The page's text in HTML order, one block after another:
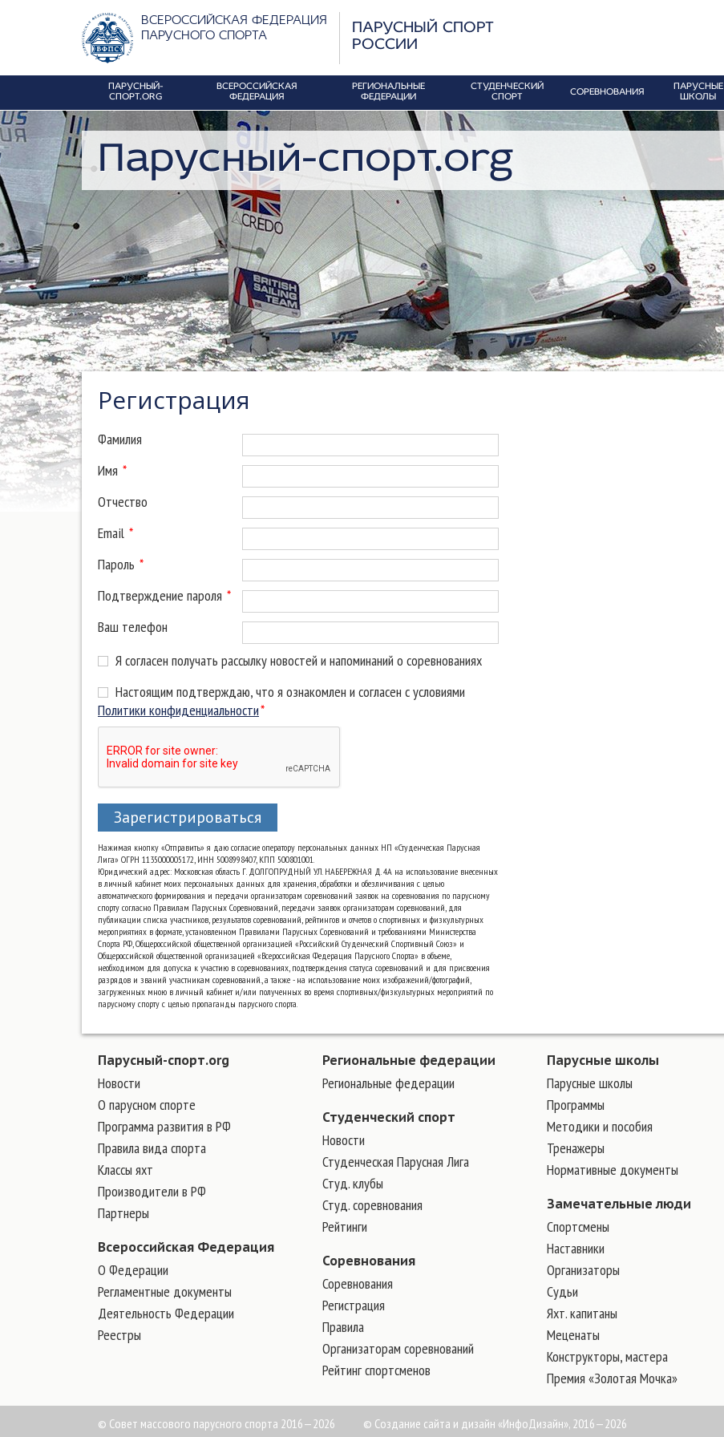
ВСЕРОССИЙСКАЯ ФЕДЕРАЦИЯ
ПАРУСНОГО СПОРТА
ПАРУСНЫЙ СПОРТ
РОССИИ
ПАРУСНЫЙ-
СПОРТ.ORG
ВСЕРОССИЙСКАЯ
ФЕДЕРАЦИЯ
РЕГИОНАЛЬНЫЕ
ФЕДЕРАЦИИ
СТУДЕНЧЕСКИЙ
СПОРТ
СОРЕВНОВАНИЯ
ПАРУСНЫЕ
ШКОЛЫ
Парусный-спорт.org
Регистрация
Фамилия
Имя *
Отчество
Email *
Пароль *
Подтверждение пароля *
Ваш телефон
Я согласен получать рассылку новостей и напоминаний о соревнованиях
Настоящим подтверждаю, что я ознакомлен и согласен с условиями
Политики конфиденциальности*
Зарегистрироваться
Нажимая кнопку «Отправить» я даю согласие оператору персональных данных НП «Студенческая Парусная
Лига» ОГРН 1135000005172, ИНН 5008998407, КПП 500801001.
Юридический адрес: Московская область Г. ДОЛГОПРУДНЫЙ УЛ. НАБЕРЕЖНАЯ Д. 4А на использование внесенных
в личный кабинет моих персональных данных для хранения, обработки и обезличивания с целью
автоматического формирования и передачи организаторам соревнований заявок на соревнования по парусному
спорту согласно Правилам Парусных Соревнований, передачи заявок организаторам соревнований, для
публикации списка участников, результатов соревнований, рейтингов и отчетов о спортивных и физкультурных
мероприятиях в формате, установленном Правилами Парусных Соревнований и требованиями Министерства
Спорта РФ, Общероссийской общественной организацией «Российский Студенческий Спортивный Союз» и
Общероссийской общественной организацией «Всероссийская Федерация Парусного Спорта» в объеме,
необходимом для допуска к участию в соревнованиях, подтверждения статуса соревнований и для присвоения
разрядов и званий участникам соревнований., а также - на использование моих изображений/фотографий,
загруженных мною в личный кабинет и/или полученных во время спортивных/физкультурных мероприятий по
парусному спорту с целью пропаганды парусного спорта.
Парусный-спорт.org
Новости
О парусном спорте
Программа развития в РФ
Правила вида спорта
Классы яхт
Производители в РФ
Партнеры
Всероссийская Федерация
О Федерации
Регламентные документы
Деятельность Федерации
Реестры
Региональные федерации
Региональные федерации
Студенческий спорт
Новости
Студенческая Парусная Лига
Студ. клубы
Студ. соревнования
Рейтинги
Соревнования
Соревнования
Регистрация
Правила
Организаторам соревнований
Рейтинг спортсменов
Парусные школы
Парусные школы
Программы
Методики и пособия
Тренажеры
Нормативные документы
Замечательные люди
Cпортсмены
Наставники
Организаторы
Судьи
Яхт. капитаны
Меценаты
Конструкторы, мастера
Премия «Золотая Мочка»
© Совет массового парусного спорта 2016—2026 © Создание сайта и дизайн «ИнфоДизайн», 2016—2026